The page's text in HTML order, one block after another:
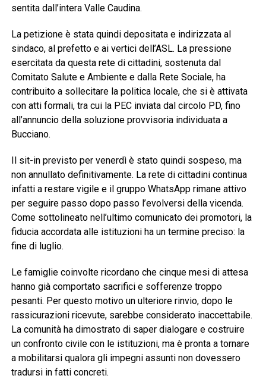
sentita dall’intera Valle Caudina.
La petizione è stata quindi depositata e indirizzata al
sindaco, al prefetto e ai vertici dell’ASL. La pressione
esercitata da questa rete di cittadini, sostenuta dal
Comitato Salute e Ambiente e dalla Rete Sociale, ha
contribuito a sollecitare la politica locale, che si è attivata
con atti formali, tra cui la PEC inviata dal circolo PD, fino
all’annuncio della soluzione provvisoria individuata a
Bucciano.
Il sit-in previsto per venerdì è stato quindi sospeso, ma
non annullato definitivamente. La rete di cittadini continua
infatti a restare vigile e il gruppo WhatsApp rimane attivo
per seguire passo dopo passo l’evolversi della vicenda.
Come sottolineato nell’ultimo comunicato dei promotori, la
fiducia accordata alle istituzioni ha un termine preciso: la
fine di luglio.
Le famiglie coinvolte ricordano che cinque mesi di attesa
hanno già comportato sacrifici e sofferenze troppo
pesanti. Per questo motivo un ulteriore rinvio, dopo le
rassicurazioni ricevute, sarebbe considerato inaccettabile.
La comunità ha dimostrato di saper dialogare e costruire
un confronto civile con le istituzioni, ma è pronta a tornare
a mobilitarsi qualora gli impegni assunti non dovessero
tradursi in fatti concreti.